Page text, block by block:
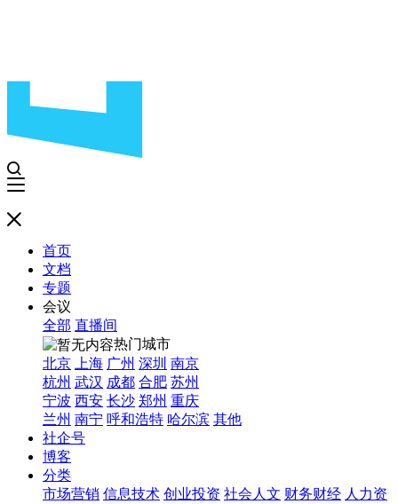
首页
文档
专题
会议
全部 直播间
热门城市
北京
上海 广州 深圳 南京
杭州 武汉 成都 合肥 苏州
宁波 西安 长沙 郑州 重庆
兰州 南宁 呼和浩特 哈尔滨 其他
社企号
博客
分类
市场营销 信息技术 创业投资 社会人文 财务财经 人力资